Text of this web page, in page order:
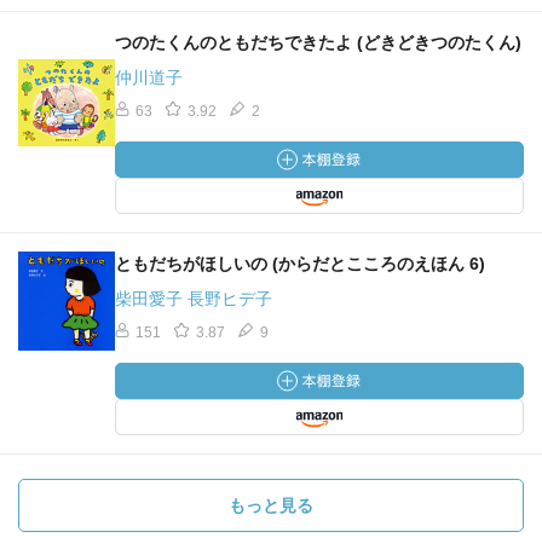
つのたくんのともだちできたよ (どきどきつのたくん)
仲川道子
63 3.92 2
ともだちがほしいの (からだとこころのえほん 6)
柴田愛子 長野ヒデ子
151 3.87 9
もっと見る